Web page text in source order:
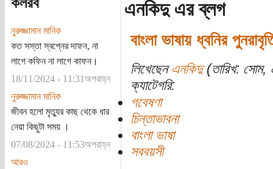
নুরুজ্জামান মানিক
কত সস্তা স্বপ্নের দাফন, না
লাগে কফিন না লাগে কাফন।
18/11/2024 - 11:31অপরাহ্ন
নুরুজ্জামান মানিক
জীবন হলো মৃত্যুর কাছ থেকে ধার
নেয়া কিছুটা সময় ।
07/08/2024 - 11:53অপরাহ্ন
আরও
এনকিদু এর ব্লগ
বাংলা ভাষায় ধ্বনির
লিখেছেন এনকিদু(তারিখ: সোম,
ক্যাটেগরি:
গবেষণা
চিন্তাভাবনা
বাংলা ভাষা
সববয়সী